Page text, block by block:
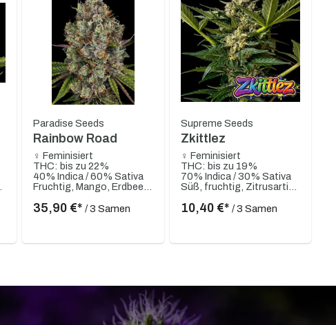
Paradise Seeds
Rainbow Road
♀ Feminisiert
THC: bis zu 22%
40% Indica / 60% Sativa
35,90 €*/ 3 Samen
Supreme Seeds
Zkittlez
♀ Feminisiert
THC: bis zu 19%
70% Indica / 30% Sativa
10,40 €* / 3 Samen